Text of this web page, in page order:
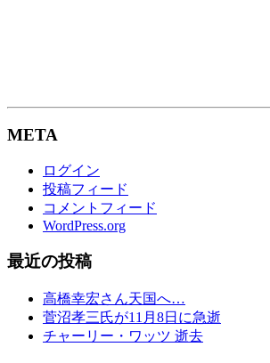
META
ログイン
投稿フィード
コメントフィード
WordPress.org
最近の投稿
高橋幸宏さん天国へ…
菅沼孝三氏が11月8日に急逝
チャーリー・ワッツ 逝去